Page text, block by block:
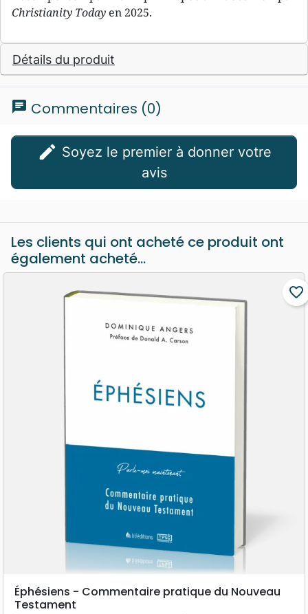
Christianity Todayen 2025.
Détails du produit
chat Commentaires (0)
edit
avis
Les clients qui ont acheté ce produit ont
également acheté...
favorite_border
Éphésiens - Commentaire pratique du Nouveau
Testament